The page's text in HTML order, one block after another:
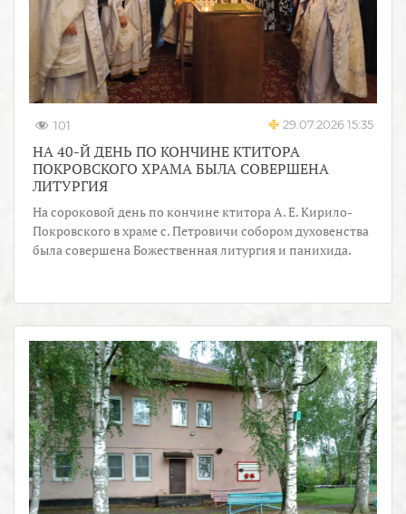
101 29.07.2026 15:35
НА 40-Й ДЕНЬ ПО КОНЧИНЕ КТИТОРА
ПОКРОВСКОГО ХРАМА БЫЛА СОВЕРШЕНА
ЛИТУРГИЯ
На сороковой день по кончине ктитора А. Е. Кирило-
Покровского в храме с. Петровичи собором духовенства
была совершена Божественная литургия и панихида.